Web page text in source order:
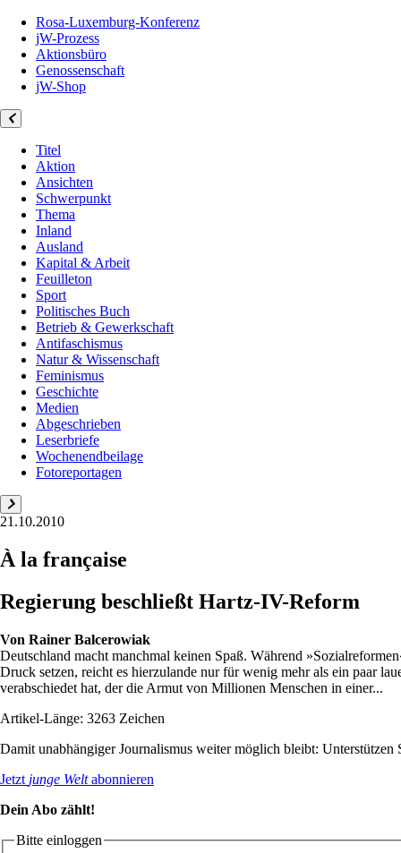
Rosa-Luxemburg-Konferenz
jW-Prozess
Aktionsbüro
Genossenschaft
jW-Shop
Titel
Aktion
Ansichten
Schwerpunkt
Thema
Inland
Ausland
Kapital & Arbeit
Feuilleton
Sport
Politisches Buch
Betrieb & Gewerkschaft
Antifaschismus
Natur & Wissenschaft
Feminismus
Geschichte
Medien
Abgeschrieben
Leserbriefe
Wochenendbeilage
Fotoreportagen
21.10.2010
À la française
Regierung beschließt Hartz-IV-Reform
Von Rainer Balcerowiak
Deutschland macht manchmal keinen Spaß. Während
Druck setzen, reicht es hierzulande nur für wenig mehr als ein paar
verabschiedet hat, der die Armut von Millionen Menschen in einer...
Artikel-Länge: 3263 Zeichen
Damit unabhängiger Journalismus weiter möglich bleibt:
Jetzt junge Weltabonnieren
Dein Abo zählt!
Bitte einloggen